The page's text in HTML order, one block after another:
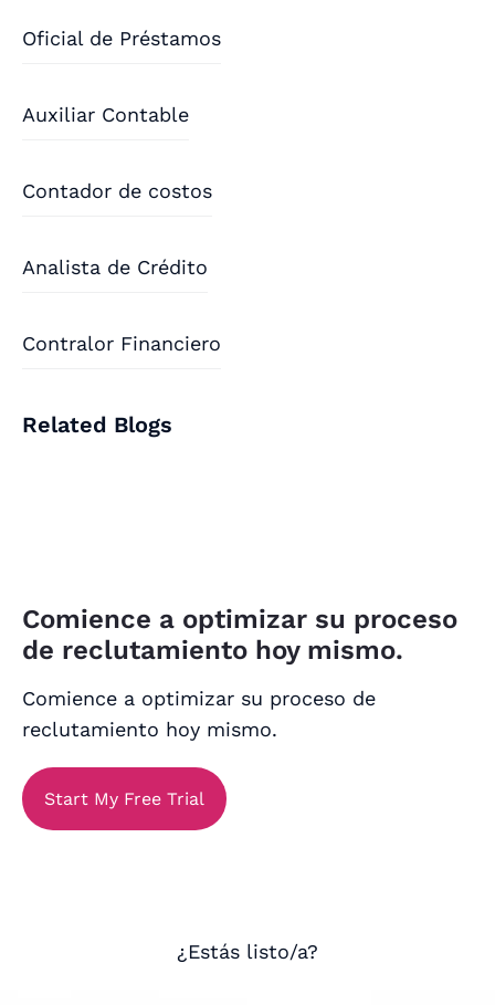
Oficial de Préstamos
Auxiliar Contable
Contador de costos
Analista de Crédito
Contralor Financiero
Related Blogs
Comience a optimizar su proceso
de reclutamiento hoy mismo.
Comience a optimizar su proceso de
reclutamiento hoy mismo.
Start My Free Trial
¿Estás listo/a?